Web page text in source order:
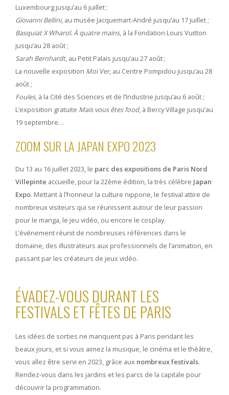
Luxembourg jusqu’au 6 juillet ;
Giovanni Bellini, au musée Jacquemart-André jusqu’au 17 juillet ;
Basquiat X Wharol. À quatre mains, à la Fondation Louis Vuitton
jusqu’au 28 août ;
Sarah Bernhardt, au Petit Palais jusqu’au 27 août ;
La nouvelle exposition Moï Ver, au Centre Pompidou jusqu’au 28
août ;
Foules, à la Cité des Sciences et de l’Industrie jusqu’au 6 août ;
L’exposition gratuite Mais vous êtes food, à Bercy Village jusqu’au
19 septembre…
ZOOM SUR LA JAPAN EXPO 2023
Du 13 au 16 juillet 2023, le parc des expositions de Paris Nord
Villepinte accueille, pour la 22ème édition, la très célèbre Japan
Expo. Mettant à l’honneur la culture nippone, le festival attire de
nombreux visiteurs qui se réunissent autour de leur passion
pour le manga, le jeu vidéo, ou encore le cosplay.
L’événement réunit de nombreuses références dans le
domaine, des illustrateurs aux professionnels de l’animation, en
passant par les créateurs de jeux vidéo.
ÉVADEZ-VOUS DURANT LES
FESTIVALS ET FÊTES DE PARIS
Les idées de sorties ne manquent pas à Paris pendant les
beaux jours, et si vous aimez la musique, le cinéma et le théâtre,
vous allez être servi en 2023, grâce aux nombreux festivals.
Rendez-vous dans les jardins et les parcs de la capitale pour
découvrir la programmation.